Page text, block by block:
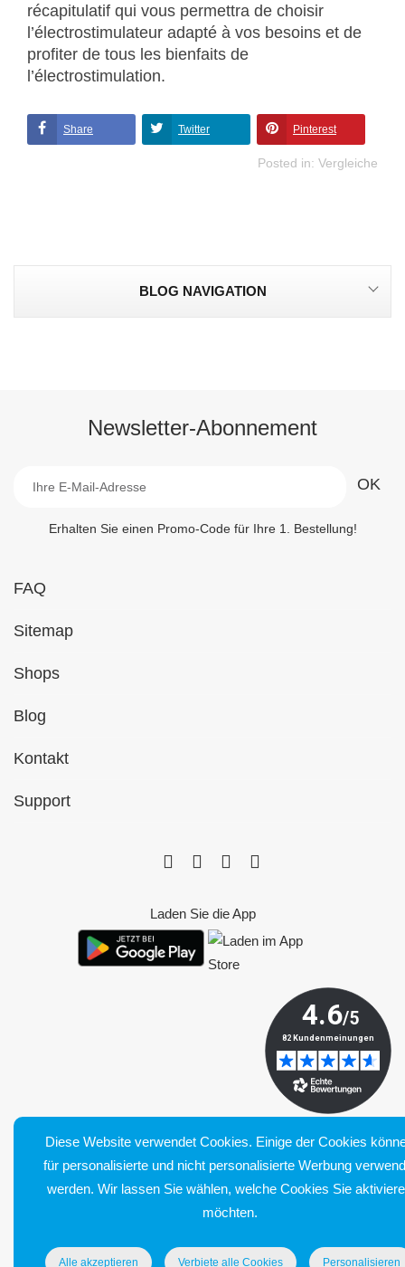
récapitulatif qui vous permettra de choisir
l’électrostimulateur adapté à vos besoins et de
profiter de tous les bienfaits de
l’électrostimulation.
Share Twitter Pinterest
Posted in: Vergleiche
BLOG NAVIGATION
Newsletter-Abonnement
Erhalten Sie einen Promo-Code für Ihre 1. Bestellung!
FAQ
Sitemap
Shops
Blog
Kontakt
Support
Laden Sie die App
Bluetens. Tous droits réservés
Allgemeine Verkaufsbedingungen
Lieferung und Rücksendung
Diese Website verwendet Cookies. Einige der Cookies
für personalisierte und nicht personalisierte Werbung
werden. Wir lassen Sie wählen, welche Cookies Sie
möchten.
Alle akzeptieren Verbiete alle Cookies Personalisieren